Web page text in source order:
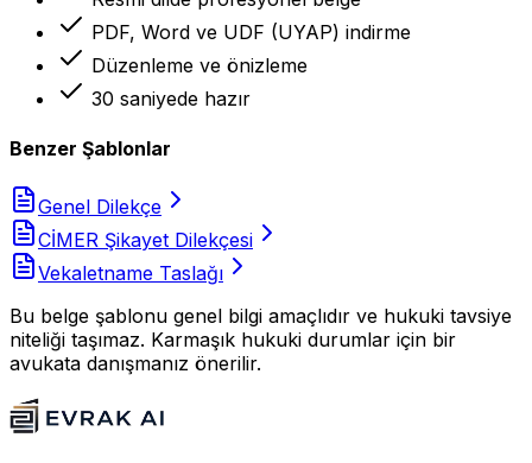
PDF, Word ve UDF (UYAP) indirme
Düzenleme ve önizleme
30 saniyede hazır
Benzer Şablonlar
Genel Dilekçe
CİMER Şikayet Dilekçesi
Vekaletname Taslağı
Bu belge şablonu genel bilgi amaçlıdır ve hukuki tavsiye
niteliği taşımaz. Karmaşık hukuki durumlar için bir
avukata danışmanız önerilir.